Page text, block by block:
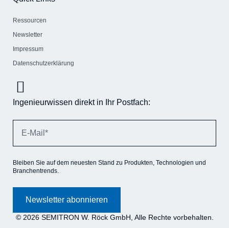
Ressourcen
Newsletter
Impressum
Datenschutzerklärung
Ingenieurwissen direkt in Ihr Postfach:
Bleiben Sie auf dem neuesten Stand zu Produkten, Technologien und
Branchentrends.
Newsletter abonnieren
© 2026 SEMITRON W. Röck GmbH, Alle Rechte vorbehalten.